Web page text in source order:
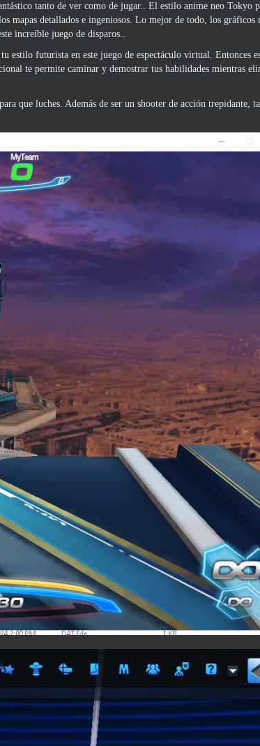
tanto de ver como de jugar.. El estilo anime neo Tokyo
mapas detallados e ingeniosos. Lo mejor de todo, los gráficos
increíble juego de disparos..
estilo futurista en este juego de espectáculo virtual. Entonces
te permite caminar y demostrar tus habilidades mientras
que luches. Además de ser un shooter de acción trepidante,